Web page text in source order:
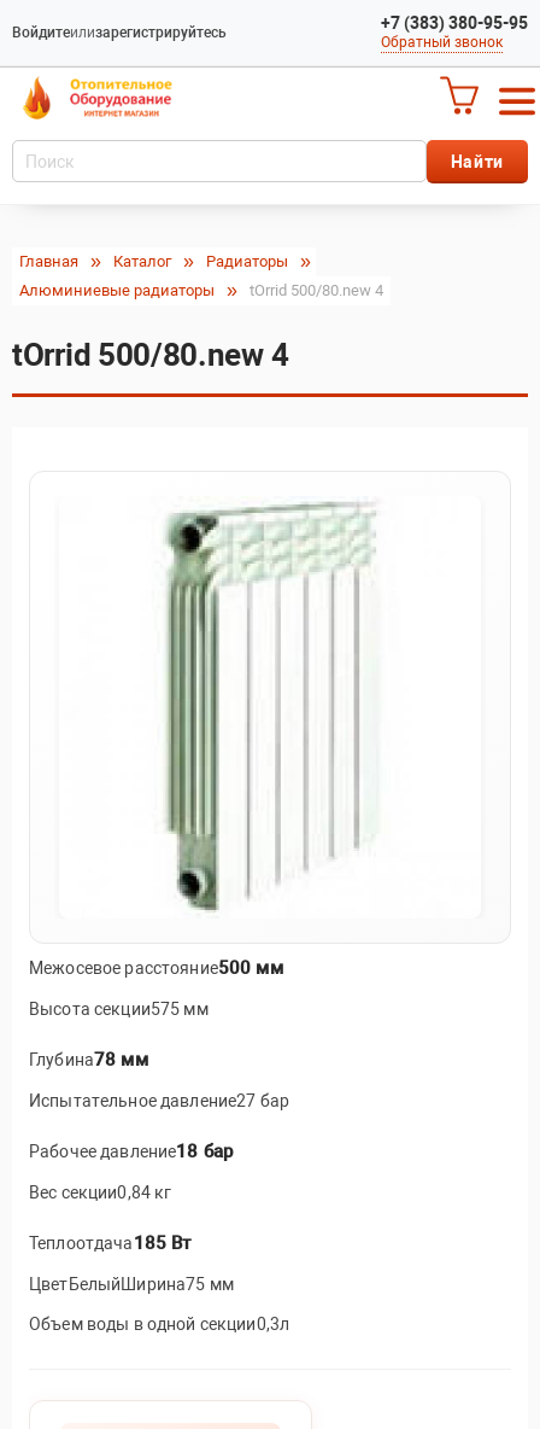
Войдитеилизарегистрируйтесь +7 (383) 380-95-95
Обратный звонок
Главная Каталог
Радиаторы
Алюминиевые радиаторы
tOrrid 500/80.new 4
tOrrid 500/80.new 4
Межосевое расстояние500 мм
Высота секции575 мм
Глубина78 мм
Испытательное давление27 бар
Рабочее давление18 бар
Вес секции0,84 кг
Теплоотдача185 Вт
ЦветБелыйШирина75 мм
Объем воды в одной секции0,3л